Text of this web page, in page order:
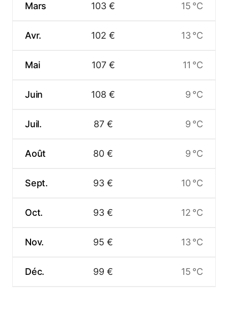
Mars
Avr.
Mai
Juin
Juil.
Août
Sept.
Oct.
Nov.
Déc.
103 €
102 €
107 €
108 €
87 €
80 €
93 €
93 €
95 €
99 €
15 °C
13 °C
11 °C
9 °C
9 °C
9 °C
10 °C
12 °C
13 °C
15 °C